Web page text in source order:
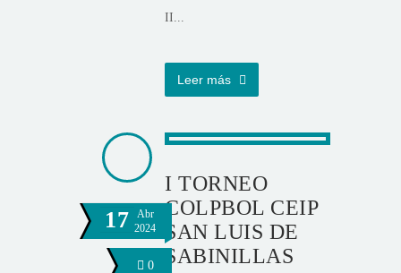
II...
Leer más
17
Abr
2024
0
I TORNEO
COLPBOL CEIP
SAN LUIS DE
SABINILLAS